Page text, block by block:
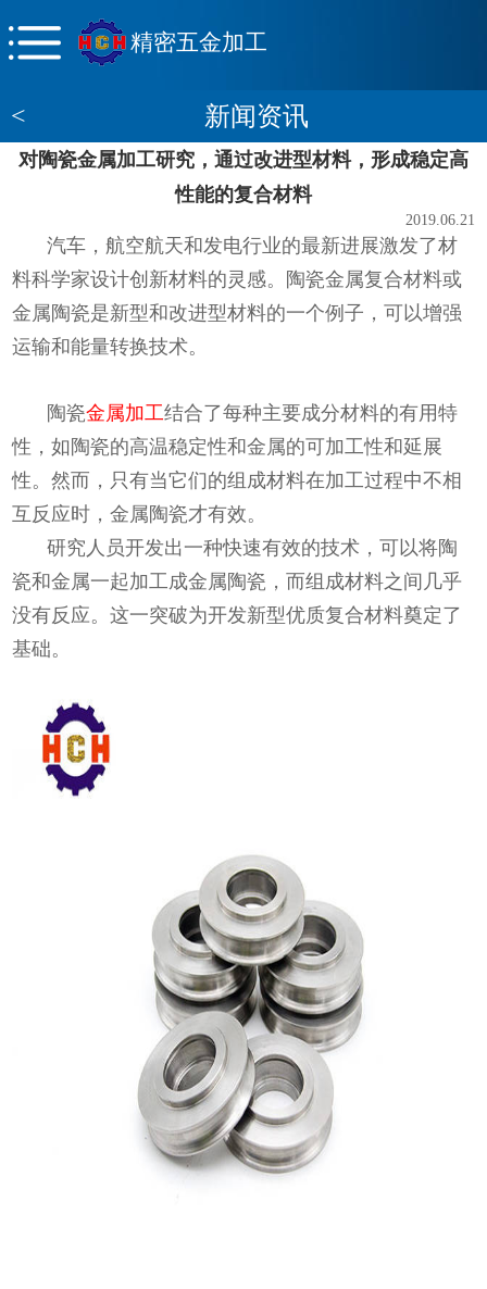
精密五金加工
< 新闻资讯
对陶瓷金属加工研究，通过改进型材料，形成稳定高
性能的复合材料
2019.06.21
汽车，航空航天和发电行业的最新进展激发了材
料科学家设计创新材料的灵感。陶瓷金属复合材料或
金属陶瓷是新型和改进型材料的一个例子，可以增强
运输和能量转换技术。
陶瓷金属加工结合了每种主要成分材料的有用特
性，如陶瓷的高温稳定性和金属的可加工性和延展
性。然而，只有当它们的组成材料在加工过程中不相
互反应时，金属陶瓷才有效。
研究人员开发出一种快速有效的技术，可以将陶
瓷和金属一起加工成金属陶瓷，而组成材料之间几乎
没有反应。这一突破为开发新型优质复合材料奠定了
基础。